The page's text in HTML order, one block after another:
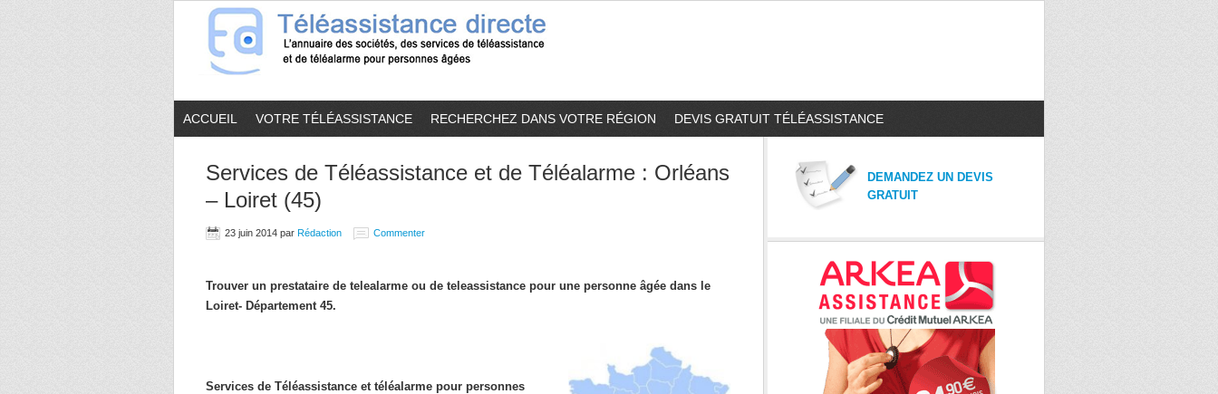
ACCUEIL VOTRE TÉLÉASSISTANCE RECHERCHEZ DANS VOTRE RÉGION DEVIS GRATUIT TÉLÉASSISTANCE
Services de Téléassistance et de Téléalarme : Orléans
– Loiret (45)
23 juin 2014 par Rédaction Commenter
Trouver un prestataire de telealarme ou de teleassistance pour une personne âgée dans le
Loiret- Département 45.
Services de Téléassistance et téléalarme pour personnes
DEMANDEZ UN DEVIS
GRATUIT